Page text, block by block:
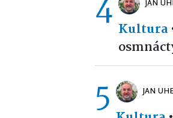
JAN
Kultura
5 JAN